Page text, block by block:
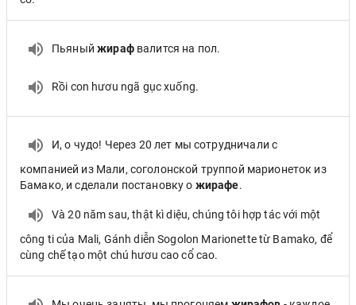
Пьяныйжирафвалится на пол.
Rồi con hươu ngã gục xuống.
И, о чудо! Через 20 лет мы сотрудничали с
компанией из Мали, соголонской труппой марионеток из
Бамако, и сделали постановку о жирафе.
Và 20 năm sau, thật kì diệu, chúng tôi hợp tác với một
công ti của Mali, Gánh diễn Sogolon Marionette từ Bamako, để
cùng chế tạo một chú hươu cao cổ cao.